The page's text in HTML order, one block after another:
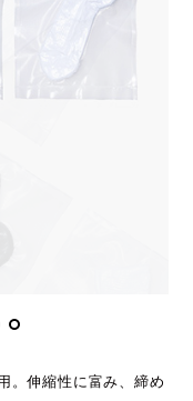
。伸縮性に富み、締め